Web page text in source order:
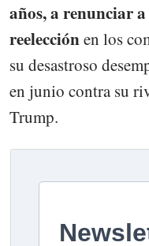
años, a renunciar
reelecciónen los
su desastroso
en junio contra su
Trump.